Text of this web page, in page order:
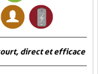
direct et efficace